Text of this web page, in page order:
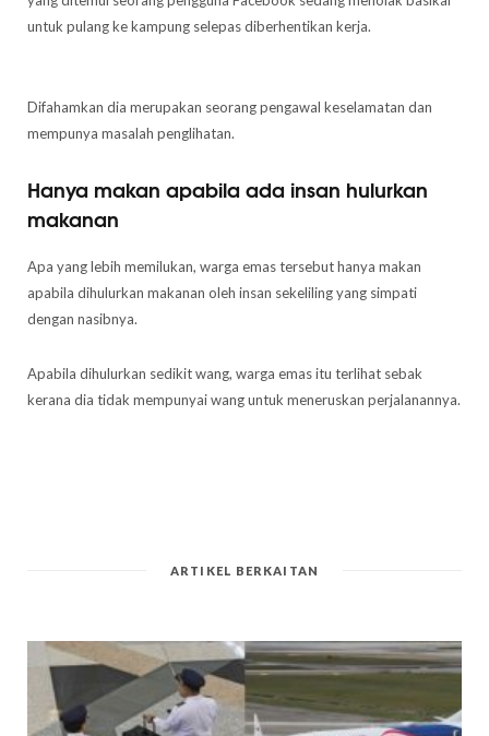
untuk pulang ke kampung selepas diberhentikan kerja.
Difahamkan dia merupakan seorang pengawal keselamatan dan
mempunya masalah penglihatan.
Hanya makan apabila ada insan hulurkan
makanan
Apa yang lebih memilukan, warga emas tersebut hanya makan
apabila dihulurkan makanan oleh insan sekeliling yang simpati
dengan nasibnya.
Apabila dihulurkan sedikit wang, warga emas itu terlihat sebak
kerana dia tidak mempunyai wang untuk meneruskan perjalanannya.
ARTIKEL BERKAITAN